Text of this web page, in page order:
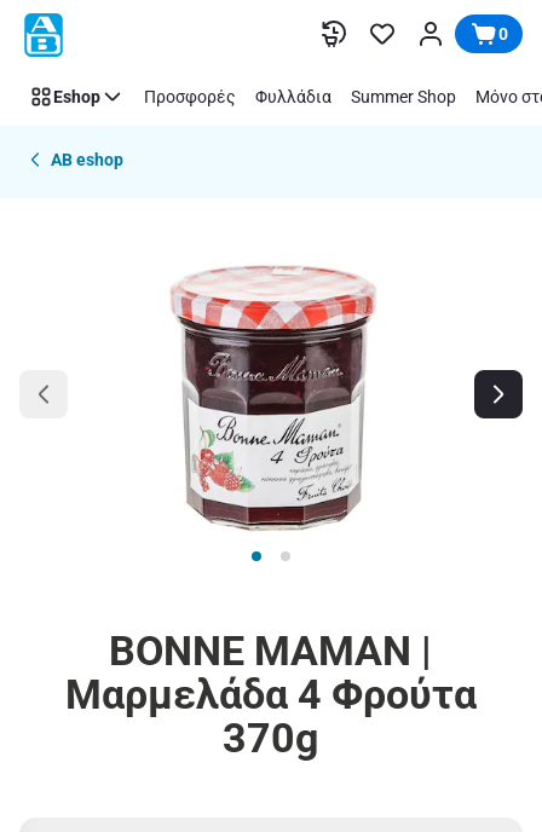
Παράλειψη 0
Eshop Προσφορές Φυλλάδια Summer Shop Μόνο
AB eshop
BONNE MAMAN |
Μαρμελάδα 4 Φρούτα
370g